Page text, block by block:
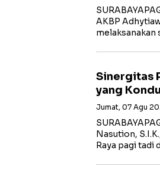
AKBP
melaksanakan
Sinergitas
yang
Jumat, 07 Agu
Nasution,
Raya pagi tadi